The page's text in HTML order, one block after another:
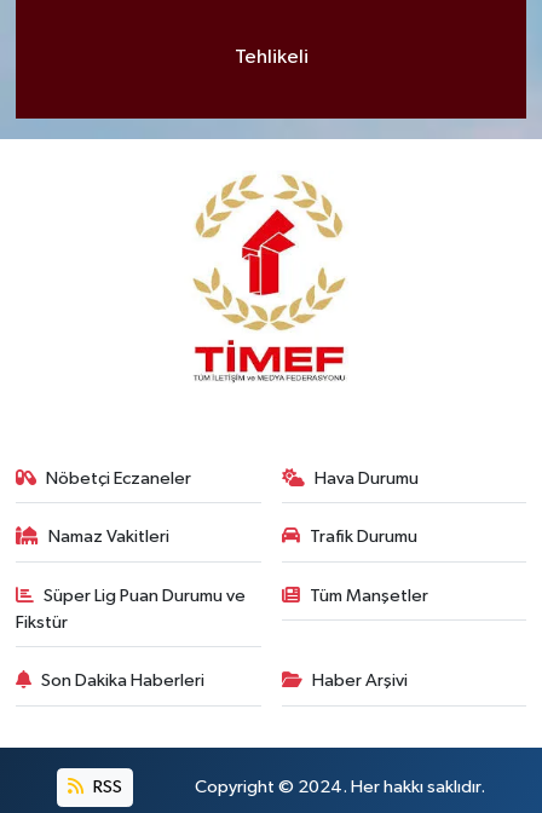
Tehlikeli
Nöbetçi Eczaneler Hava Durumu
Namaz Vakitleri Trafik Durumu
Süper Lig Puan Durumu ve
Fikstür
Tüm Manşetler
Son Dakika Haberleri Haber Arşivi
RSS Copyright © 2024. Her hakkı saklıdır.